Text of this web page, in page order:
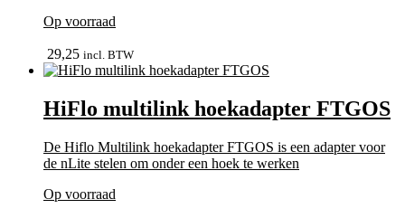
Op voorraad
29,25 incl. BTW
HiFlo multilink hoekadapter FTGOS
De Hiflo Multilink hoekadapter FTGOS is een adapter voor
de nLite stelen om onder een hoek te werken
Op voorraad